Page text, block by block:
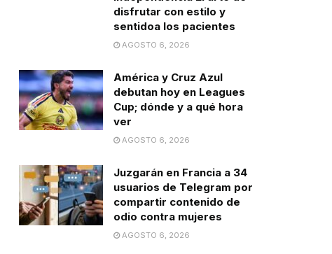
disfrutar con estilo y
sentidoa los pacientes
AGOSTO 6, 2026
América y Cruz Azul
debutan hoy en Leagues
Cup; dónde y a qué hora
ver
AGOSTO 6, 2026
Juzgarán en Francia a 34
usuarios de Telegram por
compartir contenido de
odio contra mujeres
AGOSTO 6, 2026